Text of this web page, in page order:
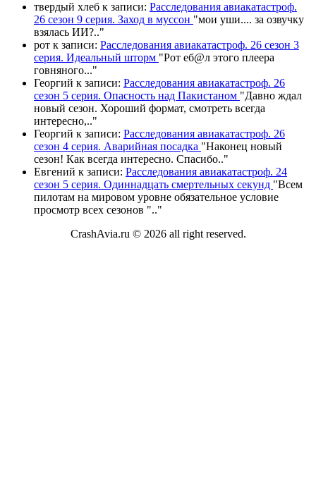
твердый хлеб к записи: Расследования авиакатастроф.
26 сезон 9 серия. Заход в муссон "мои уши.... за озвучку
взялась ИИ?.."
рот к записи: Расследования авиакатастроф. 26 сезон 3
серия. Идеальный шторм "Рот еб@л этого плеера
говняного..."
Георгий к записи: Расследования авиакатастроф. 26
сезон 5 серия. Опасность над Пакистаном "Давно ждал
новый сезон. Хороший формат, смотреть всегда
интересно,.."
Георгий к записи: Расследования авиакатастроф. 26
сезон 4 серия. Аварийная посадка "Наконец новый
сезон! Как всегда интересно. Спасибо.."
Евгений к записи: Расследования авиакатастроф. 24
сезон 5 серия. Одиннадцать смертельных секунд "Всем
пилотам на мировом уровне обязательное условие
просмотр всех сезонов ".."
CrashAvia.ru © 2026 all right reserved.